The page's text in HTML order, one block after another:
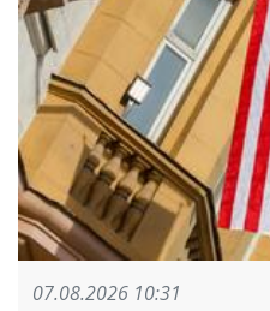
07.08.2026 10:31